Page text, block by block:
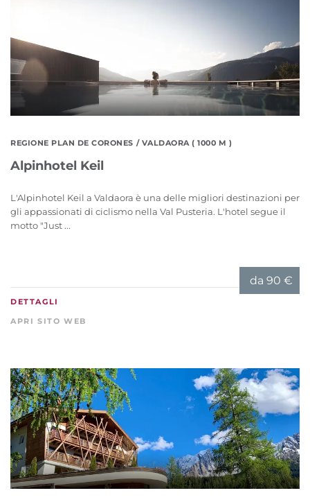
REGIONE PLAN DE CORONES / VALDAORA ( 1000 M )
Alpinhotel Keil
L'Alpinhotel Keil a Valdaora è una delle migliori destinazioni per
gli appassionati di ciclismo nella Val Pusteria. L'hotel segue il
motto "Just ...
da 90 €
DETTAGLI
APRI SITO WEB